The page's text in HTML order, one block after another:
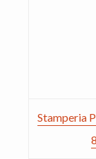
Stamperia